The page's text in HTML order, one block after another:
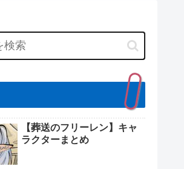
【葬送のフリーレン】キャ
ラクターまとめ